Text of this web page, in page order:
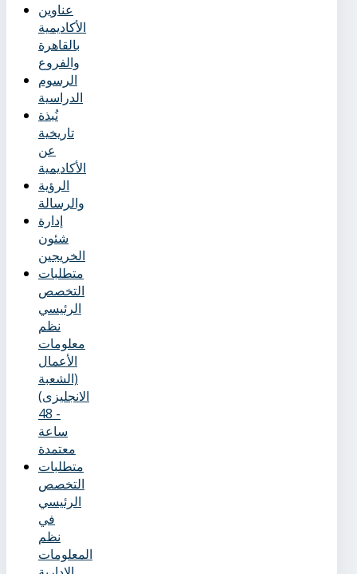
عناوين
الأكاديمية
بالقاهرة
والفروع
الرسوم
الدراسية
نُبذة
تاريخية
عن
الأكاديمية
الرؤية
والرسالة
إدارة
شئون
الخريجين
متطلبات
التخصص
الرئيسي
نظم
معلومات
الأعمال
(الشعبة
الانجليزى)
- 48
ساعة
معتمدة
متطلبات
التخصص
الرئيسي
في
نظم
المعلومات